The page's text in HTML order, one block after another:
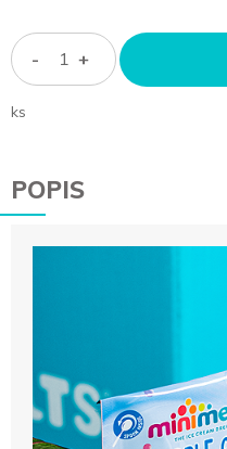
- +
ks
POPIS